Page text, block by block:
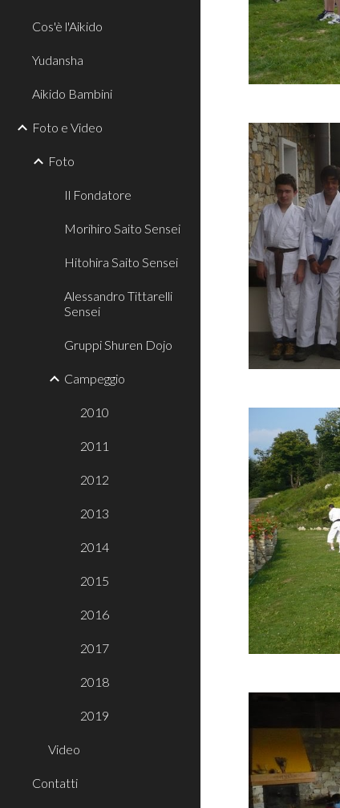
Cos'è l'Aikido
Yudansha
Aikido Bambini
Foto e Video
Foto
Il Fondatore
Morihiro Saito Sensei
Hitohira Saito Sensei
Alessandro Tittarelli
Sensei
Gruppi Shuren Dojo
Campeggio
2010
2011
2012
2013
2014
2015
2016
2017
2018
2019
Video
Contatti